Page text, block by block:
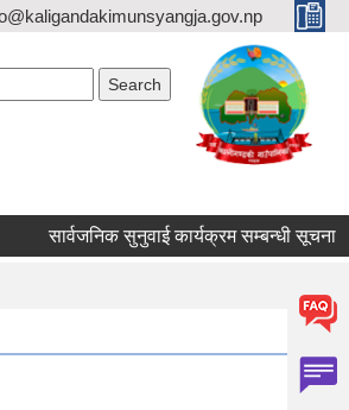
सार्वजनिक सुनुवाई कार्यक्रम सम्बन्धी सूचना